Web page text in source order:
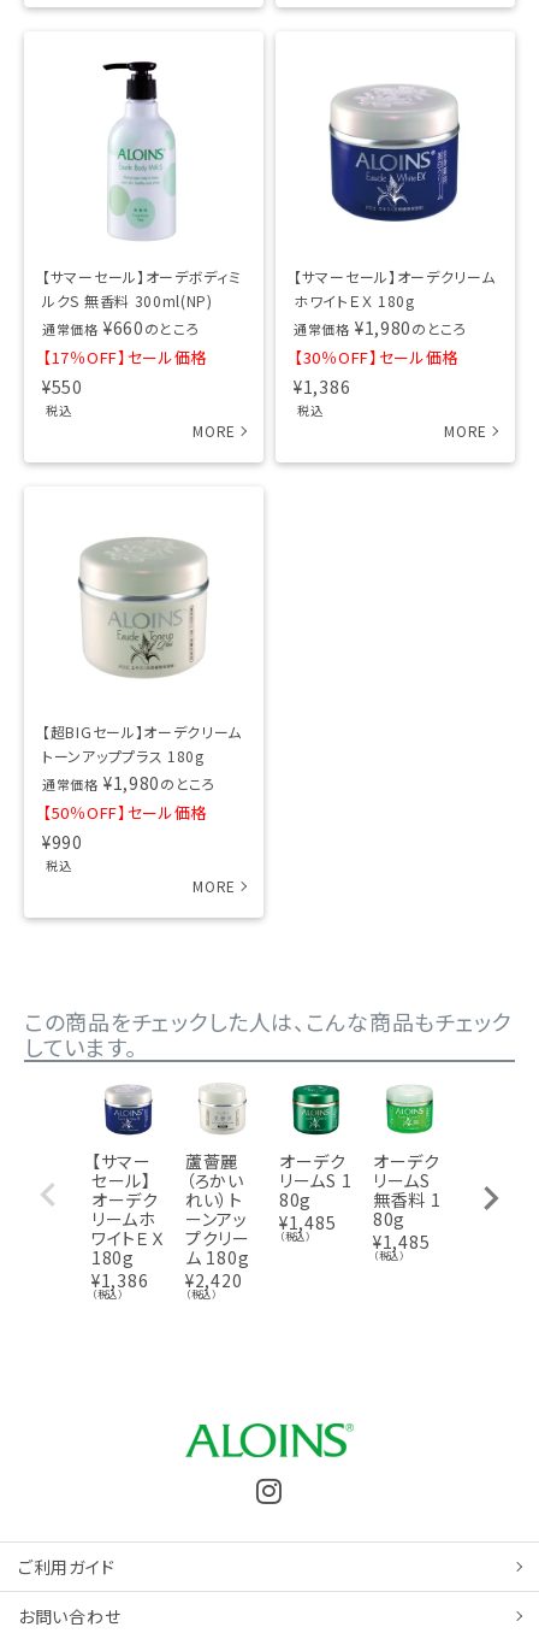
【サマーセール】オーデボディミ
ルクS 無香料 300ml(NP)
通常価格 ¥660のところ
【17％OFF】セール価格
¥550
税込
【サマーセール】オーデクリーム
ホワイトＥＸ 180g
通常価格 ¥1,980のところ
【30％OFF】セール価格
¥1,386
税込
【超BIGセール】オーデクリーム
トーンアッププラス 180g
通常価格 ¥1,980のところ
【50％OFF】セール価格
¥990
税込
この商品をチェックした人は、こんな商品もチェック
しています。
【サマー
セール】
オーデク
リームホ
ワイトＥＸ
180g
¥1,386
（税込）
蘆薈麗
（ろかい
れい）ト
ーンアッ
プクリー
ム 180g
¥2,420
（税込）
オーデク
リームS 1
80g
¥1,485
（税込）
オーデク
リームS
無香料 1
80g
¥1,485
（税込）
リーム プ
ラス 30g
ご利用ガイド
お問い合わせ